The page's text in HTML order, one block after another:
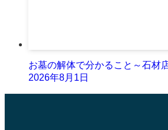
お墓の解体で分かること～石材
2026年8月1日